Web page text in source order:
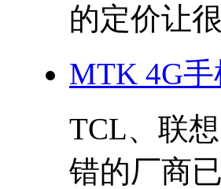
的定价让
MTK 4G
TCL、联
错的厂商